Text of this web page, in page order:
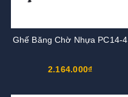
Ghế Băng Chờ Nhựa PC14-4
2.164.000₫